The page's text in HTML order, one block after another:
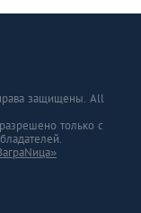
защищены. All
только с